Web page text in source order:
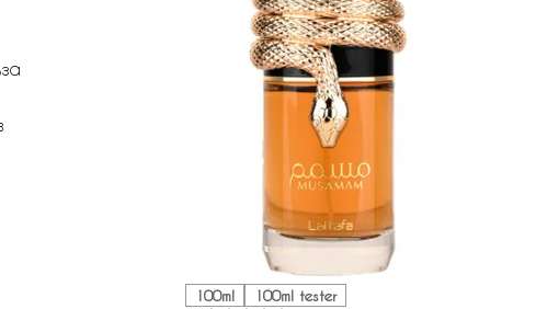
100ml 100ml tester